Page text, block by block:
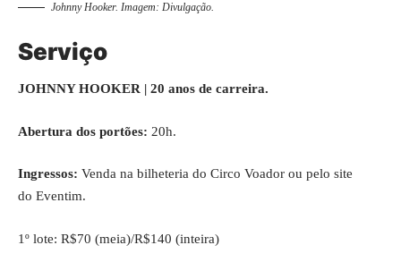
Johnny Hooker. Imagem: Divulgação.
Serviço
JOHNNY HOOKER | 20 anos de carreira.
Abertura dos portões: 20h.
Ingressos: Venda na bilheteria do Circo Voador ou pelo site
do Eventim.
1º lote: R$70 (meia)/R$140 (inteira)